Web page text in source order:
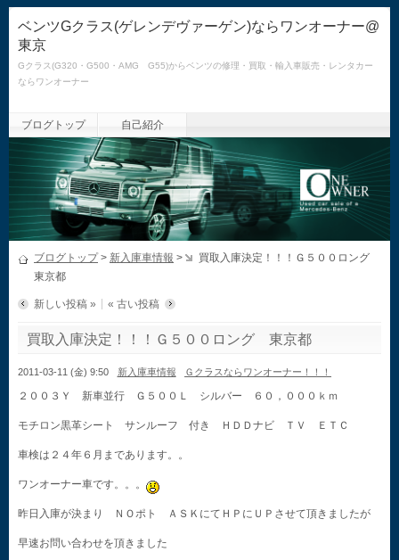
ベンツGクラス(ゲレンデヴァーゲン)ならワンオーナー@
東京
Gクラス(G320・G500・AMG G55)からベンツの修理・買取・輸入車販売・レンタカー
ならワンオーナー
ブログトップ 自己紹介
ブログトップ> 新入庫車情報 >
買取入庫決定！！！Ｇ５００ロング
東京都
新しい投稿 » « 古い投稿
買取入庫決定！！！Ｇ５００ロング 東京都
2011-03-11 (金) 9:50 新入庫車情報 Ｇクラスならワンオーナー！！！
２００３Ｙ 新車並行 Ｇ５００Ｌ シルバー ６０，０００ｋｍ
モチロン黒革シート サンルーフ 付き ＨＤＤナビ ＴＶ ＥＴＣ
車検は２４年６月まであります。。
ワンオーナー車です。。。
昨日入庫が決まり ＮＯポト ＡＳＫにてＨＰにＵＰさせて頂きましたが
早速お問い合わせを頂きました